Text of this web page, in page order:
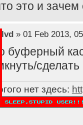
это и
lvd» 01 Feb 2013,
буферный
нет здесь: